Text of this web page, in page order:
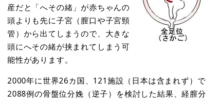
産だと「へその緒」が赤ちゃんの
頭よりも先に子宮（膣口や子宮頸
管）から出てしまうので、大きな
頭にへその緒が挟まれてしまう可
能性があります。
2000年に世界26カ国、121施設（日本は含まれず）で
2088例の骨盤位分娩（逆子）を検討した結果、経膣分